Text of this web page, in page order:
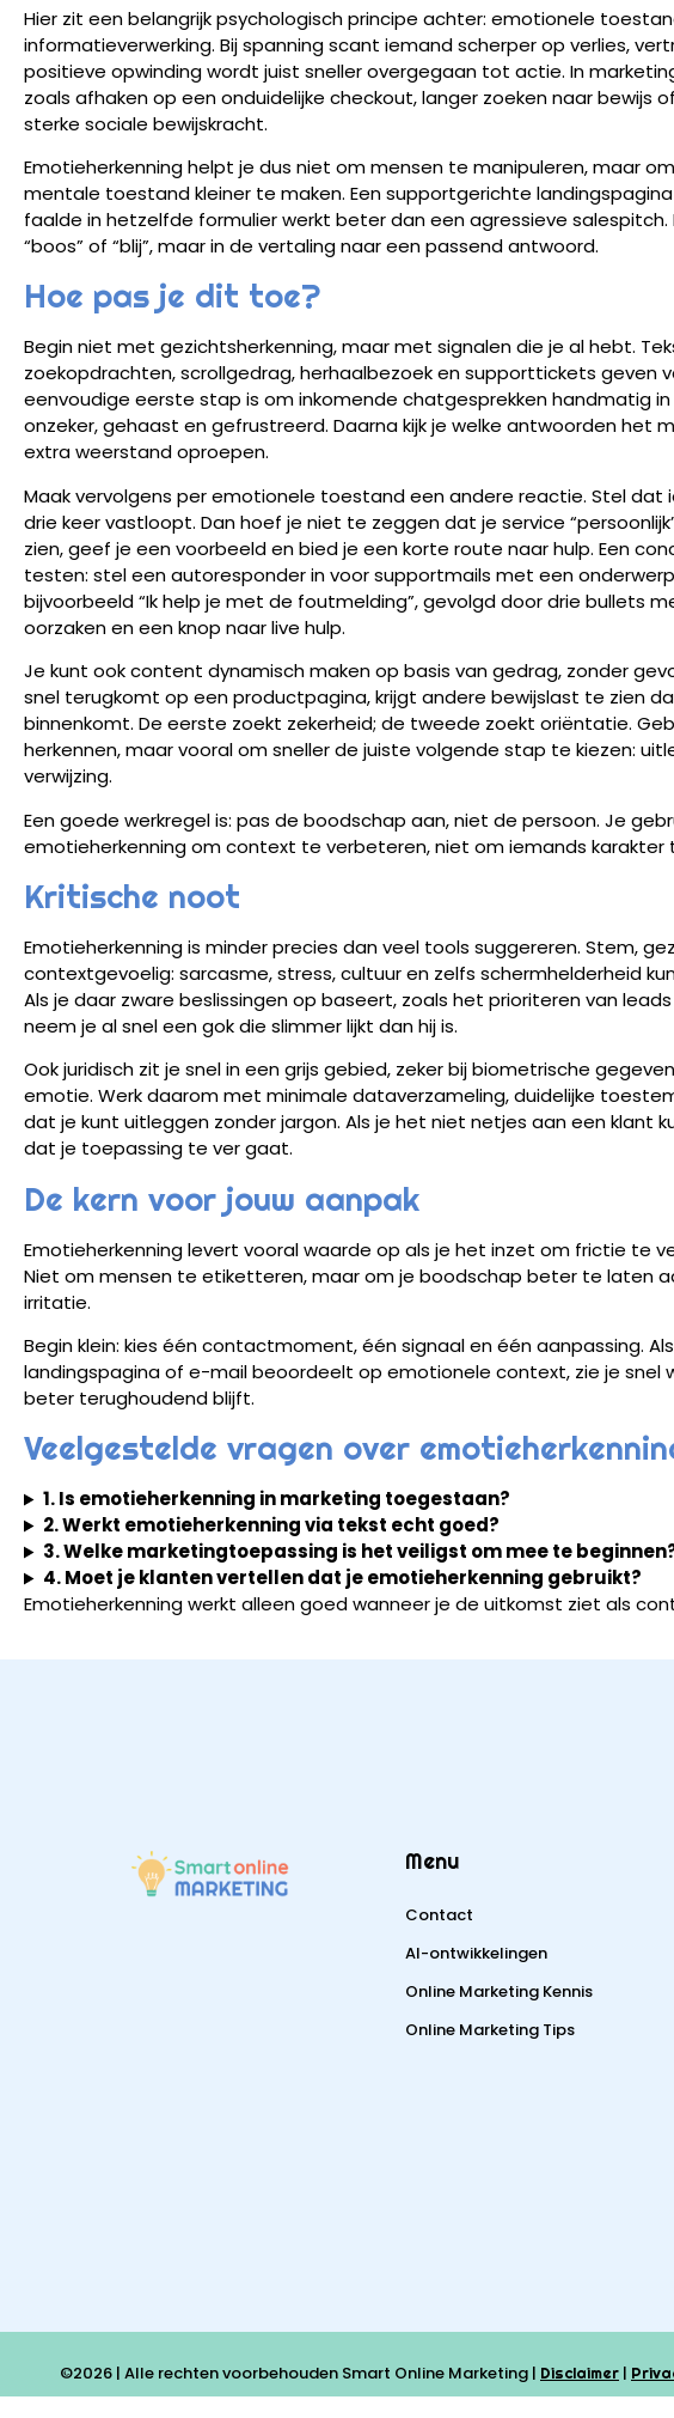
Hier zit een belangrijk psychologisch principe achter: emotionele
informatieverwerking. Bij spanning scant iemand scherper op verlies,
positieve opwinding wordt juist sneller overgegaan tot actie. In
zoals afhaken op een onduidelijke checkout, langer zoeken naar bewijs
sterke sociale bewijskracht.
Emotieherkenning helpt je dus niet om mensen te manipuleren, maar
mentale toestand kleiner te maken. Een supportgerichte
faalde in hetzelfde formulier werkt beter dan een agressieve
“boos” of “blij”, maar in de vertaling naar een passend antwoord.
Hoe pas je dit toe?
Begin niet met gezichtsherkenning, maar met signalen die je al hebt.
zoekopdrachten, scrollgedrag, herhaalbezoek en supporttickets geven
eenvoudige eerste stap is om inkomende chatgesprekken handmatig in
onzeker, gehaast en gefrustreerd. Daarna kijk je welke antwoorden het
extra weerstand oproepen.
Maak vervolgens per emotionele toestand een andere reactie. Stel dat
drie keer vastloopt. Dan hoef je niet te zeggen dat je service
zien, geef je een voorbeeld en bied je een korte route naar hulp. Een
testen: stel een autoresponder in voor supportmails met een
bijvoorbeeld “Ik help je met de foutmelding”, gevolgd door drie bullets
oorzaken en een knop naar live hulp.
Je kunt ook content dynamisch maken op basis van gedrag, zonder
snel terugkomt op een productpagina, krijgt andere bewijslast te zien
binnenkomt. De eerste zoekt zekerheid; de tweede zoekt oriëntatie.
herkennen, maar vooral om sneller de juiste volgende stap te kiezen:
verwijzing.
Een goede werkregel is: pas de boodschap aan, niet de persoon. Je
emotieherkenning om context te verbeteren, niet om iemands
Kritische noot
Emotieherkenning is minder precies dan veel tools suggereren. Stem,
contextgevoelig: sarcasme, stress, cultuur en zelfs schermhelderheid
Als je daar zware beslissingen op baseert, zoals het prioriteren van
neem je al snel een gok die slimmer lijkt dan hij is.
Ook juridisch zit je snel in een grijs gebied, zeker bij biometrische
emotie. Werk daarom met minimale dataverzameling, duidelijke
dat je kunt uitleggen zonder jargon. Als je het niet netjes aan een klant
dat je toepassing te ver gaat.
De kern voor jouw aanpak
Emotieherkenning levert vooral waarde op als je het inzet om frictie te
Niet om mensen te etiketteren, maar om je boodschap beter te laten
irritatie.
Begin klein: kies één contactmoment, één signaal en één aanpassing.
landingspagina of e-mail beoordeelt op emotionele context, zie je snel
beter terughoudend blijft.
Veelgestelde vragen over
1. Is emotieherkenning in marketing toegestaan?
2. Werkt emotieherkenning via tekst echt goed?
3. Welke marketingtoepassing is het veiligst om mee te
4. Moet je klanten vertellen dat je emotieherkenning gebruikt?
Emotieherkenning werkt alleen goed wanneer je de uitkomst ziet als
Menu
Contact
AI-ontwikkelingen
Online Marketing Kennis
Online Marketing Tips
©2026 | Alle rechten voorbehouden Smart Online Marketing | Disclaimer |